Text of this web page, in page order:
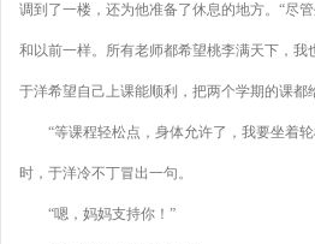
调到了一楼，还为他准备了休息的地方。“尽
和以前一样。所有老师都希望桃李满天下，我
于洋希望自己上课能顺利，把两个学期的课都
“等课程轻松点，身体允许了，我要坐着轮
时，于洋冷不丁冒出一句。
“嗯，妈妈支持你！”